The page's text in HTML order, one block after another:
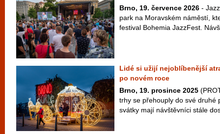
Brno, 19. července 2026 -
park na Moravském náměstí,
festival Bohemia JazzFest.
Lidé si užijí nejoblíbenější
po novém roce
Brno, 19. prosince 2025
trhy se přehouply do své druhé
svátky mají návštěvníci stále